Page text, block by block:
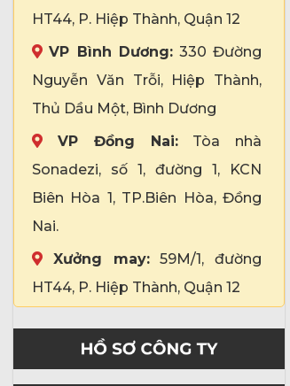
HT44, P. Hiệp Thành, Quận 12
VP Bình Dương:330 Đường
Nguyễn Văn Trỗi, Hiệp Thành,
Thủ Dầu Một, Bình Dương
VP Đồng Nai:Tòa nhà
Sonadezi, số 1, đường 1, KCN
Biên Hòa 1, TP.Biên Hòa, Đồng
Nai.
Xưởng may:59M/1, đường
HT44, P. Hiệp Thành, Quận 12